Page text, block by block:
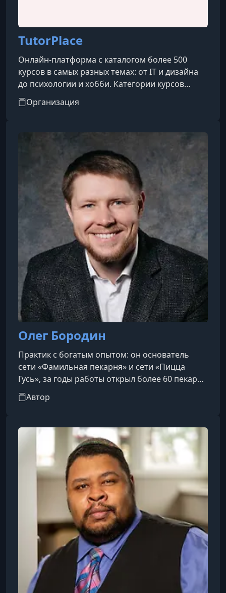
TutorPlace
Онлайн-платформа с каталогом более 500
курсов в самых разных темах: от IT и дизайна
до психологии и хобби. Категории курсов
охватывают такие направления, как IT, бизнес,
дизайн, психология, творчество, блогинг, уход
Организация
Олег Бородин
Практик с богатым опытом: он основатель
сети «Фамильная пекарня» и сети «Пицца
Гусь», за годы работы открыл более 60 пекарен
и три пиццерии по всей России. Ему знакомы
тонкости управления, локаций, меню и
книги Как открыть прибыльную пекарню
Автор